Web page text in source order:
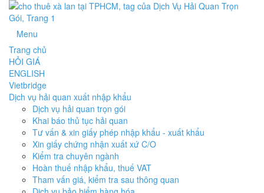
Menu
Trang chủ
HỎI GIÁ
ENGLISH
Vietbridge
Dịch vụ hải quan xuất nhập khẩu
Dịch vụ hải quan trọn gói
Khai báo thủ tục hải quan
Tư vấn & xin giấy phép nhập khẩu - xuất khẩu
Xin giấy chứng nhận xuất xứ C/O
Kiểm tra chuyên ngành
Hoàn thuế nhập khẩu, thuế VAT
Tham vấn giá, kiểm tra sau thông quan